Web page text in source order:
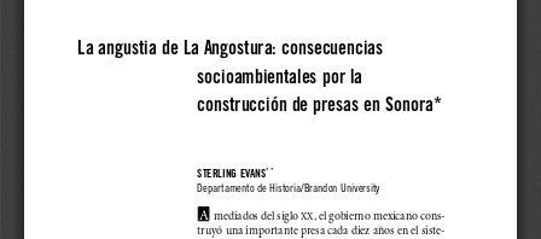
STERLING EVANS**
Departamento de Historia/Brandon University
mediados del siglo XX, el gobierno mexicano cons-
truyó una importante presa cada diez años en el siste-
La angustia de La Angostura: consecuencias
socioambientales por la
construcción de presas en Sonora*
A